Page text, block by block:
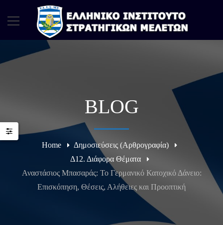
BLOG
Home
Δημοσιεύσεις (Αρθρογραφία)
Δ12. Διάφορα Θέματα
Αναστάσιος Μπασαράς: Το Γερμανικό Κατοχικό Δάνειο:
Επισκόπηση, Θέσεις, Αλήθειες και Προοπτική